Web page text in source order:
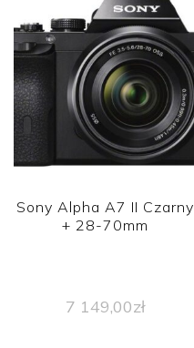
Sony Alpha A7 II Czarny
+ 28-70mm
7 149,00zł